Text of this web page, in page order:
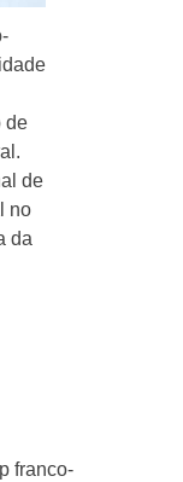
de
de
no
da
franco-